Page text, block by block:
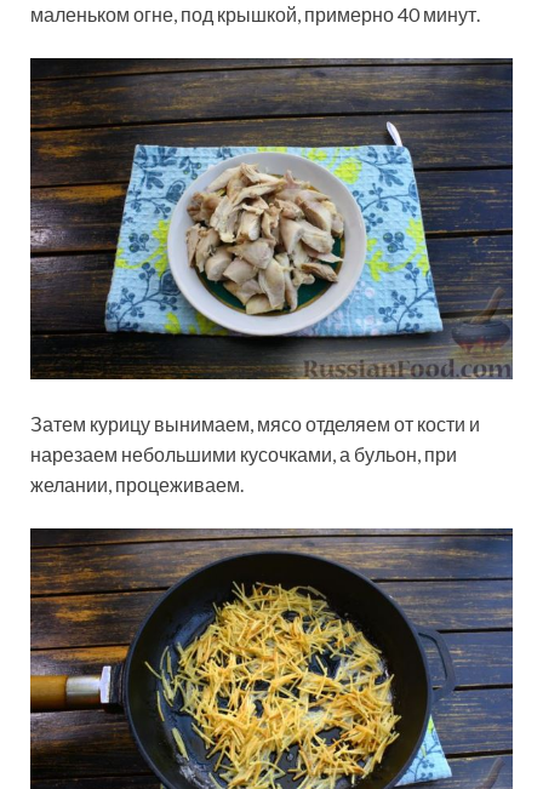
маленьком огне, под крышкой, примерно 40 минут.
Затем курицу вынимаем, мясо отделяем от кости и
нарезаем небольшими кусочками, а бульон, при
желании, процеживаем.